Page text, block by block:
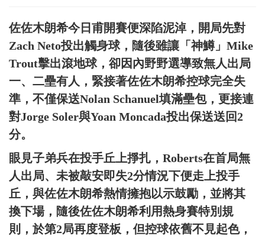
佐佐木朗希今日甫開賽便深陷泥淖，開局先對
Zach Neto投出觸身球，隨後雖讓「神鱒」Mike
Trout擊出滾地球，卻因內野野選導致無人出局
一、二壘有人，緊接著佐佐木朗希控球完全失
準，不僅保送Nolan Schanuel填滿壘包，更接連
對Jorge Soler與Yoan Moncada投出保送送回2
分。
眼見子弟兵在投手丘上掙扎，Roberts在首局無
人出局、未被敲安即失2分情況下便走上投手
丘，與佐佐木朗希熱情擁抱以示鼓勵，並將其
換下場，隨後佐佐木朗希利用熱身賽特別規
則，於第2局再度登板，但控球依舊不見起色，